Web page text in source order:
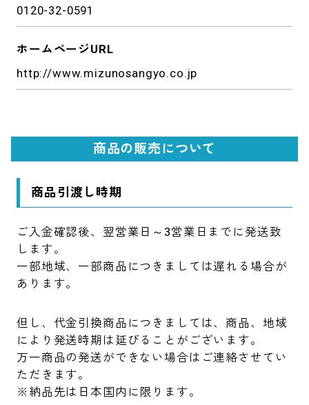
0120-32-0591
ホームページURL
http://www.mizunosangyo.co.jp
商品の販売について
商品引渡し時期
ご入金確認後、翌営業日～3営業日までに発送致
します。
一部地域、一部商品につきましては遅れる場合が
あります。
但し、代金引換商品につきましては、商品、地域
により発送時期は延びることがございます。
万一商品の発送ができない場合はご連絡させてい
ただきます。
※納品先は日本国内に限ります。